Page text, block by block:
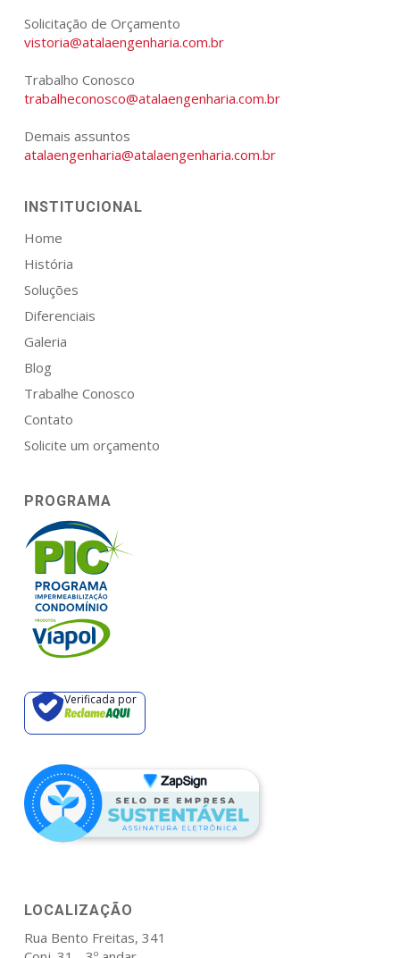
Solicitação de Orçamento
vistoria@atalaengenharia.com.br
Trabalho Conosco
trabalheconosco@atalaengenharia.com.br
Demais assuntos
atalaengenharia@atalaengenharia.com.br
INSTITUCIONAL
Home
História
Soluções
Diferenciais
Galeria
Blog
Trabalhe Conosco
Contato
Solicite um orçamento
PROGRAMA
Verificada por
LOCALIZAÇÃO
Rua Bento Freitas, 341